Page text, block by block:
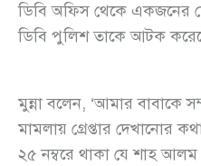
ডিবি অফিস থেকে একজনের
ডিবি পুলিশ তাকে আটক
মুন্না বলেন, ‘আমার বাবাকে
মামলায় গ্রেপ্তার দেখানোর
২৫ নম্বরে থাকা যে শাহ